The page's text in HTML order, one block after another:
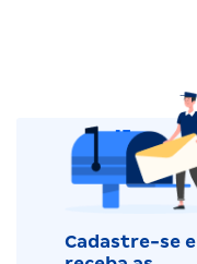
Cadastre-se e